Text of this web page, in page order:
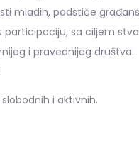
mladih, podstiče
participaciju, sa ciljem
i pravednijeg društva.
i aktivnih.